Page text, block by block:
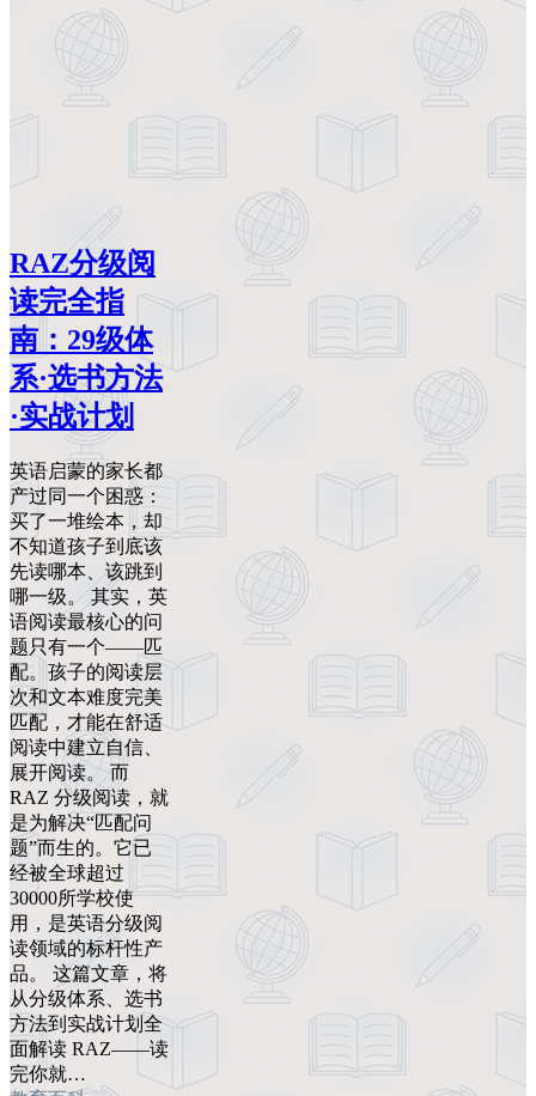
RAZ分级阅
读完全指
南：29级体
系·选书方法
·实战计划
英语启蒙的家长都
产过同一个困惑：
买了一堆绘本，却
不知道孩子到底该
先读哪本、该跳到
哪一级。 其实，英
语阅读最核心的问
题只有一个——匹
配。孩子的阅读层
次和文本难度完美
匹配，才能在舒适
阅读中建立自信、
展开阅读。 而
RAZ 分级阅读，就
是为解决“匹配问
题”而生的。它已
经被全球超过
30000所学校使
用，是英语分级阅
读领域的标杆性产
品。 这篇文章，将
从分级体系、选书
方法到实战计划全
面解读 RAZ——读
完你就…